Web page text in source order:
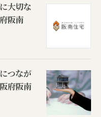
大切な
阪南
つなが
府阪南